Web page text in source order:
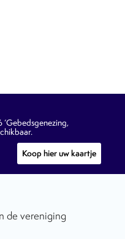
Koop hier uw kaartje
de vereniging